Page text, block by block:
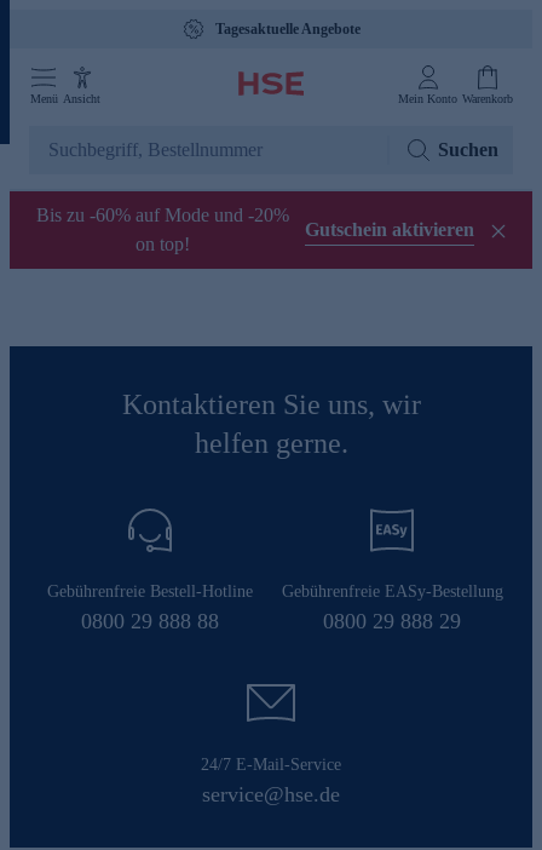
Tagesaktuelle Angebote
Menü Ansicht Mein Konto Warenkorb
Suchen
Bis zu -60% auf Mode und -20%
on top!
Gutschein aktivieren
Kontaktieren Sie uns, wir
helfen gerne.
Gebührenfreie Bestell-Hotline
0800 29 888 88
Gebührenfreie EASy-Bestellung
0800 29 888 29
24/7 E-Mail-Service
service@hse.de